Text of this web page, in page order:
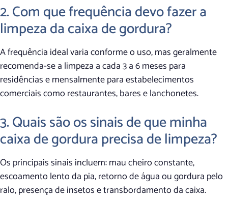
2. Com que frequência devo fazer a
limpeza da caixa de gordura?
A frequência ideal varia conforme o uso, mas geralmente
recomenda-se a limpeza a cada 3 a 6 meses para
residências e mensalmente para estabelecimentos
comerciais como restaurantes, bares e lanchonetes.
3. Quais são os sinais de que minha
caixa de gordura precisa de limpeza?
Os principais sinais incluem: mau cheiro constante,
escoamento lento da pia, retorno de água ou gordura pelo
ralo, presença de insetos e transbordamento da caixa.